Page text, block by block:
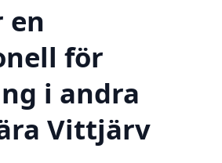
en
för
i andra
Vittjärv